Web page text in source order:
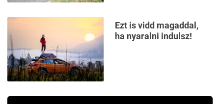
Ezt is vidd magaddal,
ha nyaralni indulsz!